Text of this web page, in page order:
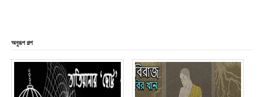
অনুরূপ গল্প